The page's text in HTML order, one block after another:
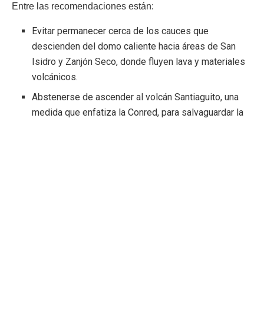
Entre las recomendaciones están:
Evitar permanecer cerca de los cauces que
descienden del domo caliente hacia áreas de San
Isidro y Zanjón Seco, donde fluyen lava y materiales
volcánicos.
Abstenerse de ascender al volcán Santiaguito, una
medida que enfatiza la Conred, para salvaguardar la